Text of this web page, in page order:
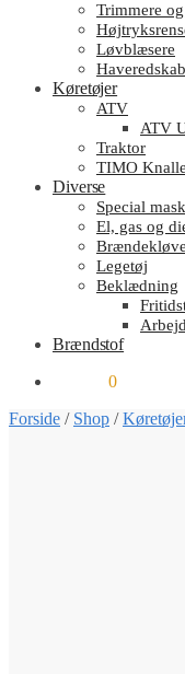
Trimmere
Løvblæsere
Køretøjer
ATV
ATV
Traktor
TIMO
Diverse
Special
El, gas og
Legetøj
Beklædning
Brændstof
0
Forside / Shop /